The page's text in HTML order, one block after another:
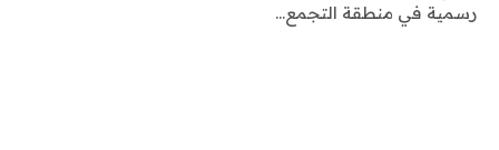
رسمية في منطقة التجمع…